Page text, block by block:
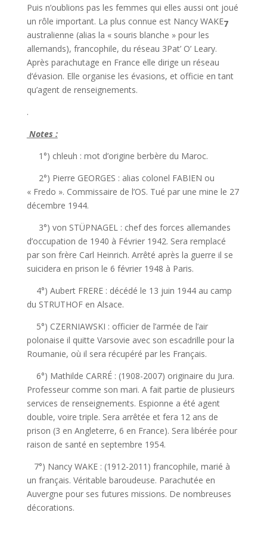
Puis n’oublions pas les femmes qui elles aussi ont joué
un rôle important. La plus connue est Nancy WAKE7
australienne (alias la « souris blanche » pour les
allemands), francophile, du réseau 3Pat’ O’ Leary.
Après parachutage en France elle dirige un réseau
d’évasion. Elle organise les évasions, et officie en tant
qu’agent de renseignements.
.
Notes :
1°) chleuh : mot d’origine berbère du Maroc.
2°) Pierre GEORGES : alias colonel FABIEN ou
« Fredo ». Commissaire de l’OS. Tué par une mine le 27
décembre 1944.
3°) von STÜPNAGEL : chef des forces allemandes
d’occupation de 1940 à Février 1942. Sera remplacé
par son frère Carl Heinrich. Arrêté après la guerre il se
suicidera en prison le 6 février 1948 à Paris.
4°) Aubert FRERE : décédé le 13 juin 1944 au camp
du STRUTHOF en Alsace.
5°) CZERNIAWSKI : officier de l’armée de l’air
polonaise il quitte Varsovie avec son escadrille pour la
Roumanie, où il sera récupéré par les Français.
6°) Mathilde CARRÉ : (1908-2007) originaire du Jura.
Professeur comme son mari. A fait partie de plusieurs
services de renseignements. Espionne a été agent
double, voire triple. Sera arrêtée et fera 12 ans de
prison (3 en Angleterre, 6 en France). Sera libérée pour
raison de santé en septembre 1954.
7°) Nancy WAKE : (1912-2011) francophile, marié à
un français. Véritable baroudeuse. Parachutée en
Auvergne pour ses futures missions. De nombreuses
décorations.